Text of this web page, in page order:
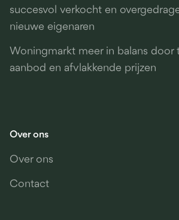
succesvol verkocht en
nieuwe eigenaren
Woningmarkt meer in balans door
aanbod en afvlakkende prijzen
Over ons
Over ons
Contact